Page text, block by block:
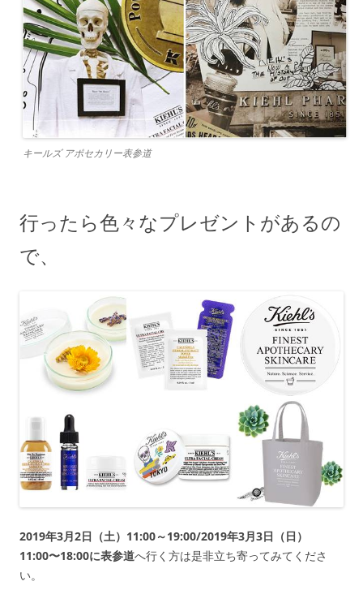
キールズ アポセカリー表参道
行ったら色々なプレゼントがあるの
で、
2019年3月2日（土）11:00～19:00/2019年3月3日（日）
11:00〜18:00に表参道へ行く方は是非立ち寄ってみてくださ
い。